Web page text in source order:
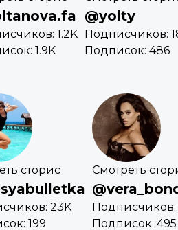
1.2K
1.9K
@yolty
Подписчиков:
Подписок: 486
сторис
23K
199
Смотреть
Подписчиков:
Подписок: 495